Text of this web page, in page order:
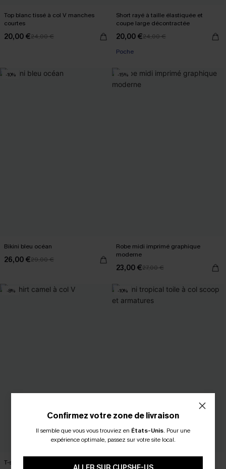
Top blanc tissé à col V manches
courtes
20,00 €24,00 €
Short rayé à taille élastiquée et
coupe large décontractée
20,00 €24,00 €
Poche
-10%
Bikini bleu océan
26,00 €29,00 €
-15%
Robe midi imprimé graphique
moderne
23,00 €27,00 €
-8%
T-shirt camel à col V
-10%
Confirmez votre zone de livraison
Il semble que vous vous trouviez en États-Unis. Pour une
expérience optimale, passez sur votre site local.